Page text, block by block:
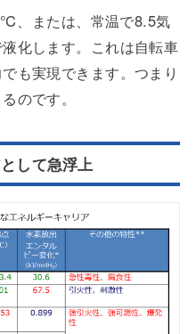
、または、常温で8.5気
化します。これは自転車
も実現できます。つまり
のです。
して急浮上